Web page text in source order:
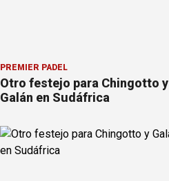
PREMIER PÁDEL
Otro festejo para Chingotto y
Galán en Sudáfrica